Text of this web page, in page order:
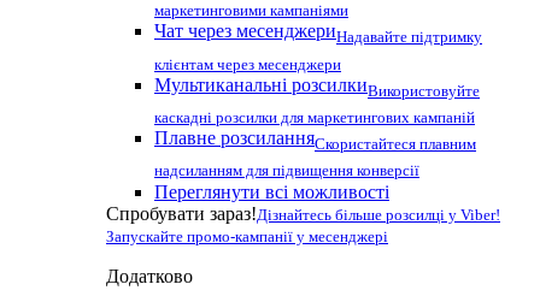
маркетинговими кампаніями
Чат через месенджериНадавайте підтримку
клієнтам через месенджери
Мультиканальні розсилкиВикористовуйте
каскадні розсилки для маркетингових кампаній
Плавне розсиланняСкористайтеся плавним
надсиланням для підвищення конверсії
Переглянути всі можливості
Спробувати зараз!Дізнайтесь більше розсилці у Viber!
Запускайте промо-кампанії у месенджері
Додатково